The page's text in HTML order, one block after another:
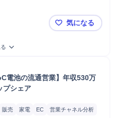
【カスタマ
気になる
電池の流通営業】年収530万
プシェア
販売 家電 EC
営業チャネル分析